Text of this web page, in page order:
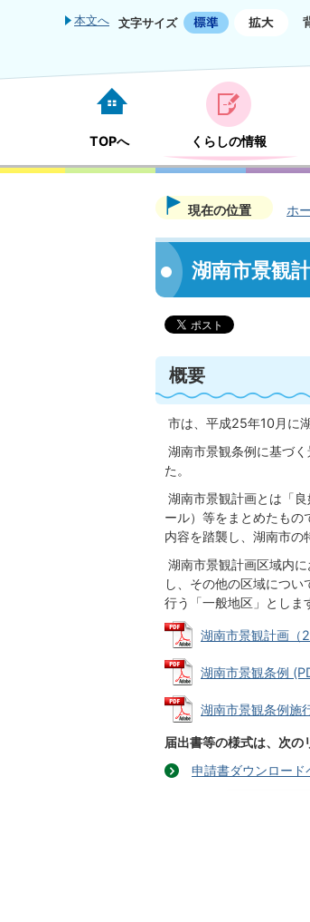
本文へ 文字サイズ
TOPへ くらしの情報
現在の位置 ホ
湖南市景観
概要
市は、平成25年10月に
湖南市景観条例に基づ
た。
湖南市景観計画とは「
ール）等をまとめたも
内容を踏襲し、湖南市の
湖南市景観計画区域内
し、その他の区域につ
行う「一般地区」としま
湖南市景観計画（
湖南市景観条例
湖南市景観条例施
届出書等の様式は、次の
申請書ダウンロード